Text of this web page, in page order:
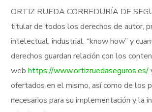
ORTIZ RUEDA CORREDURÍA DE
titular de todos los derechos de autor,
intelectual, industrial, “know how” y
derechos guardan relación con los
webhttps://www.ortizruedaseguros.es/
ofertados en el mismo, así como de los
necesarios para su implementación y la